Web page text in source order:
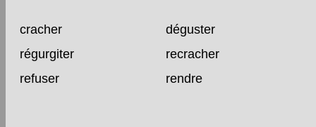
cracher
déguster
régurgiter
recracher
refuser
rendre